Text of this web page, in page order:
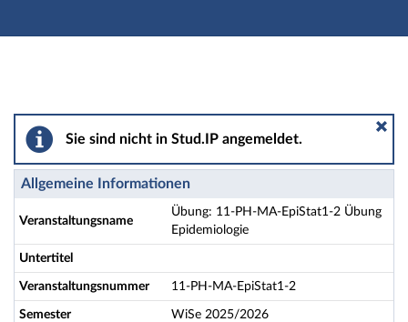
Hauptnavigation
Übung: 11-PH-MA-EpiStat1-2 Übung Epidemiologie -
Sie sind nicht in Stud.IP angemeldet.
Allgemeine Informationen
Veranstaltungsname
Übung: 11-PH-MA-EpiStat1-2 Übung
Epidemiologie
Untertitel
Veranstaltungsnummer 11-PH-MA-EpiStat1-2
Semester WiSe 2025/2026